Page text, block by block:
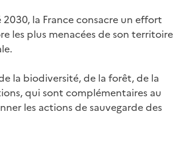
la France consacre un effort
les plus menacées de son territoire
la biodiversité, de la forêt, de la
qui sont complémentaires au
les actions de sauvegarde des